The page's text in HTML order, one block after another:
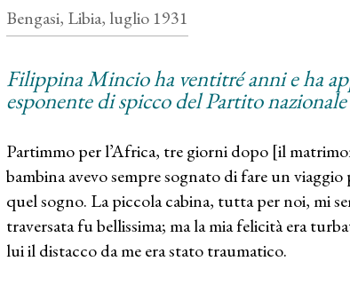
Bengasi, Libia, luglio 1931
Filippina Mincio ha ventitré anni e ha
esponente di spicco del Partito
Partimmo per l’Africa, tre giorni dopo [il
bambina avevo sempre sognato di fare un
quel sogno. La piccola cabina, tutta per noi, mi
traversata fu bellissima; ma la mia felicità era
lui il distacco da me era stato traumatico.